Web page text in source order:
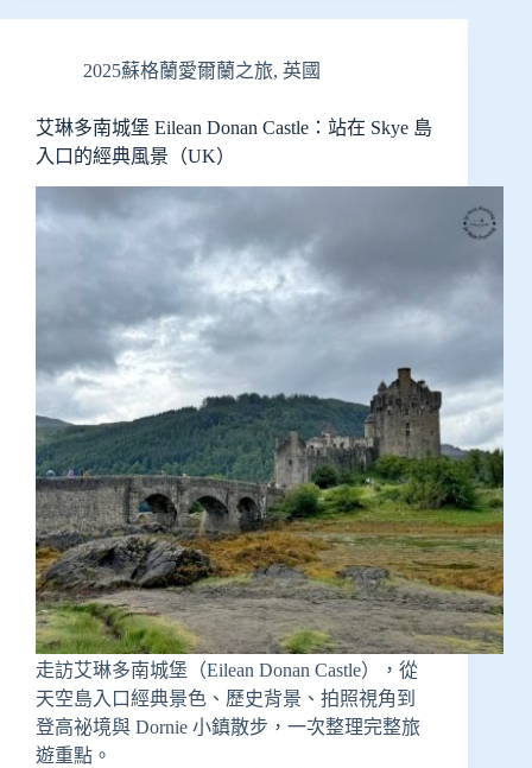
2025蘇格蘭愛爾蘭之旅, 英國
艾琳多南城堡 Eilean Donan Castle：站在 Skye 島
入口的經典風景（UK）
走訪艾琳多南城堡（Eilean Donan Castle），從
天空島入口經典景色、歷史背景、拍照視角到
登高祕境與 Dornie 小鎮散步，一次整理完整旅
遊重點。